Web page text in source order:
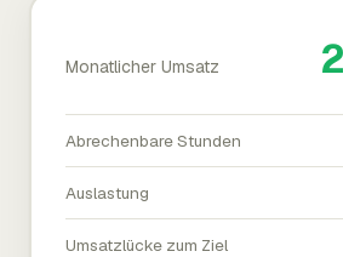
Monatlicher Umsatz
Abrechenbare Stunden
Auslastung
Umsatzlücke zum Ziel